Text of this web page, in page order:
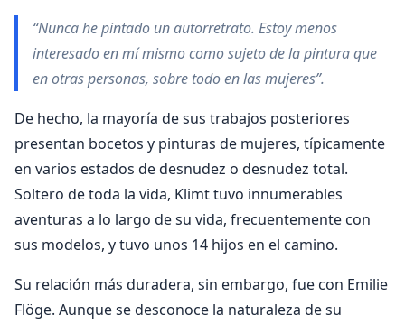
“Nunca he pintado un autorretrato. Estoy menos
interesado en mí mismo como sujeto de la pintura que
en otras personas, sobre todo en las mujeres”.
De hecho, la mayoría de sus trabajos posteriores
presentan bocetos y pinturas de mujeres, típicamente
en varios estados de desnudez o desnudez total.
Soltero de toda la vida, Klimt tuvo innumerables
aventuras a lo largo de su vida, frecuentemente con
sus modelos, y tuvo unos 14 hijos en el camino.
Su relación más duradera, sin embargo, fue con Emilie
Flöge. Aunque se desconoce la naturaleza de su